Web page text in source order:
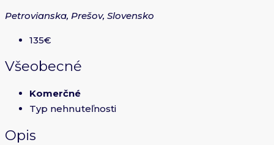
Petrovianska, Prešov, Slovensko
135€
Všeobecné
Komerčné
Typ nehnuteľnosti
Opis